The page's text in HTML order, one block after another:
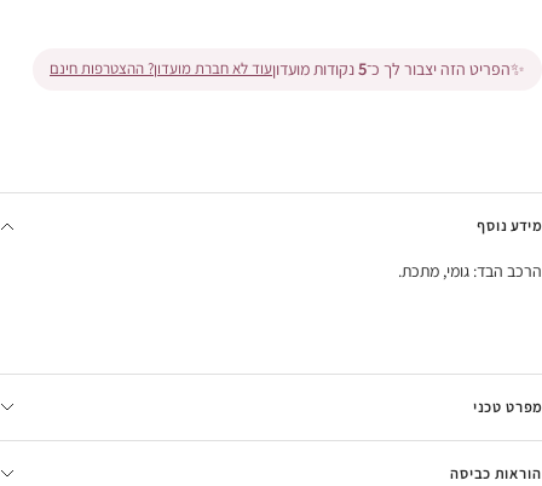
✨הפריט הזה יצבור לך כ־5נקודות מועדוןעוד לא חברת מועדון? ההצטרפות חינם
מידע נוסף
הרכב הבד: גומי, מתכת.
מפרט טכני
הוראות כביסה